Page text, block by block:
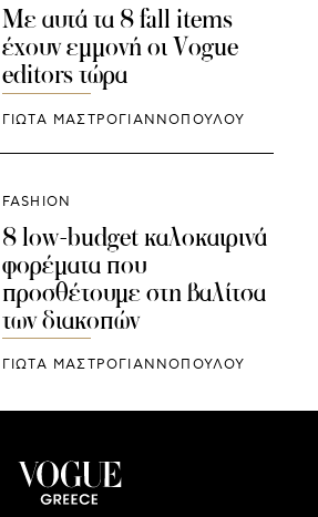
Με αυτά τα 8 fall items
έχουν εμμονή οι Vogue
editors τώρα
ΓΙΩΤΑ ΜΑΣΤΡΟΓΙΑΝΝΟΠΟΥΛΟΥ
FASHION
8 low-budget καλοκαιρινά
φορέματα που
προσθέτουμε στη βαλίτσα
των διακοπών
ΓΙΩΤΑ ΜΑΣΤΡΟΓΙΑΝΝΟΠΟΥΛΟΥ